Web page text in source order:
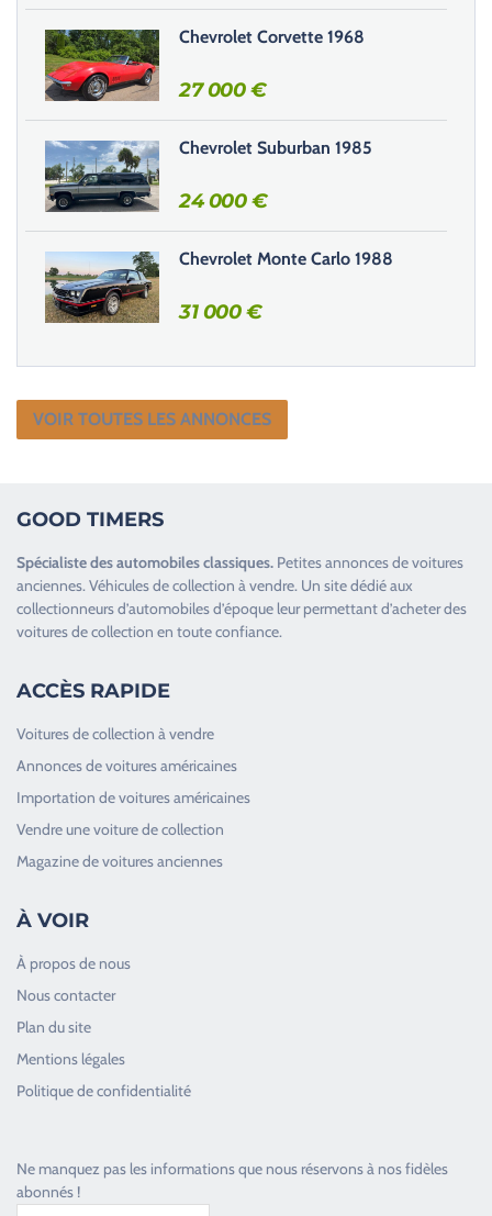
m
p
v
i
d
e
.
Chevrolet Corvette 1968
27 000€
Chevrolet Suburban 1985
24 000€
Chevrolet Monte Carlo 1988
31 000€
VOIR TOUTES LES ANNONCES
GOOD TIMERS
Spécialiste desautomobiles classiques. Petites annonces devoitures
anciennes.Véhicules de collection à vendre. Un site dédié aux
collectionneurs d’automobiles d’époque leur permettant d’acheter des
voitures de collection en toute confiance.
ACCÈS RAPIDE
Voitures de collection à vendre
Annonces de voitures américaines
Importation de voitures américaines
Vendre une voiture de collection
Magazine de voitures anciennes
À VOIR
À propos de nous
Nous contacter
Plan du site
Mentions légales
Politique de confidentialité
Ne manquez pas les informations que nous réservons à nos fidèles
abonnés !
Toujours heureux d'aider les passionnés